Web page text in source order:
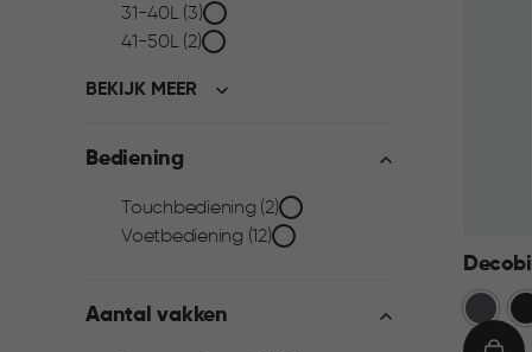
filter
31-40L (3)
41-50L (2)
BEKIJK MEER
Bediening
Bediening
Touchbediening (2)
Voetbediening (12)
Aantal vakken Grijs